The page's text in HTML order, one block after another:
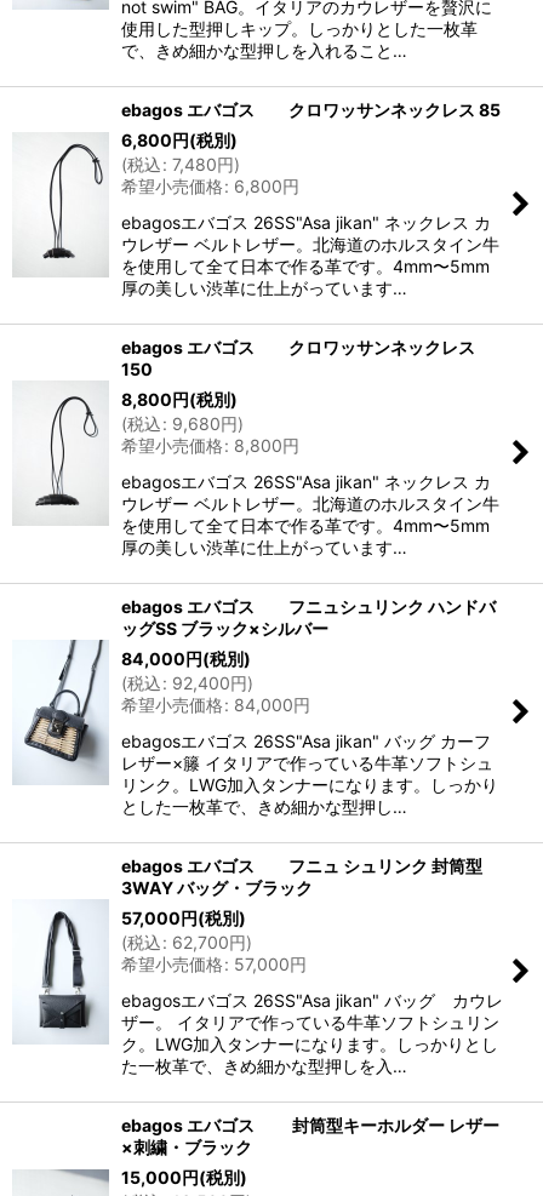
not swim" BAG。イタリアのカウレザーを贅沢に
使用した型押しキップ。しっかりとした一枚革
で、きめ細かな型押しを入れること…
ebagos エバゴス クロワッサンネックレス 85
6,800円(税別)
(税込: 7,480円)
希望小売価格: 6,800円
ebagosエバゴス 26SS"Asa jikan" ネックレス カ
ウレザー ベルトレザー。北海道のホルスタイン牛
を使用して全て日本で作る革です。4mm〜5mm
厚の美しい渋革に仕上がっています…
ebagos エバゴス クロワッサンネックレス
150
8,800円(税別)
(税込: 9,680円)
希望小売価格: 8,800円
ebagosエバゴス 26SS"Asa jikan" ネックレス カ
ウレザー ベルトレザー。北海道のホルスタイン牛
を使用して全て日本で作る革です。4mm〜5mm
厚の美しい渋革に仕上がっています…
ebagos エバゴス フニュシュリンク ハンドバ
ッグSS ブラック×シルバー
84,000円(税別)
(税込: 92,400円)
希望小売価格: 84,000円
ebagosエバゴス 26SS"Asa jikan" バッグ カーフ
レザー×籐 イタリアで作っている牛革ソフトシュ
リンク。LWG加入タンナーになります。しっかり
とした一枚革で、きめ細かな型押し…
ebagos エバゴス フニュ シュリンク 封筒型
3WAY バッグ・ブラック
57,000円(税別)
(税込: 62,700円)
希望小売価格: 57,000円
ebagosエバゴス 26SS"Asa jikan" バッグ カウレ
ザー。 イタリアで作っている牛革ソフトシュリン
ク。LWG加入タンナーになります。しっかりとし
た一枚革で、きめ細かな型押しを入…
ebagos エバゴス 封筒型キーホルダー レザー
×刺繍・ブラック
15,000円(税別)